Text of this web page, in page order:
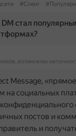
#Сленг
стал
возможны
Message,
на социальных
постов и
и